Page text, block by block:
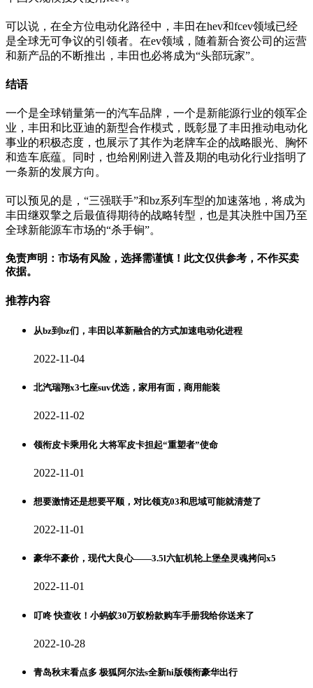
可以说，在全方位电动化路径中，丰田在hev和fcev领域已经
是全球无可争议的引领者。在ev领域，随着新合资公司的运营
和新产品的不断推出，丰田也必将成为“头部玩家”。
结语
一个是全球销量第一的汽车品牌，一个是新能源行业的领军企
业，丰田和比亚迪的新型合作模式，既彰显了丰田推动电动化
事业的积极态度，也展示了其作为老牌车企的战略眼光、胸怀
和造车底蕴。同时，也给刚刚进入普及期的电动化行业指明了
一条新的发展方向。
可以预见的是，“三强联手”和bz系列车型的加速落地，将成为
丰田继双擎之后最值得期待的战略转型，也是其决胜中国乃至
全球新能源车市场的“杀手锏”。
免责声明：市场有风险，选择需谨慎！此文仅供参考，不作买卖
依据。
推荐内容
从bz到bz们，丰田以革新融合的方式加速电动化进程
2022-11-04
北汽瑞翔x3七座suv优选，家用有面，商用能装
2022-11-02
领衔皮卡乘用化 大将军皮卡担起“重塑者”使命
2022-11-01
想要激情还是想要平顺，对比领克03和思域可能就清楚了
2022-11-01
豪华不豪价，现代大良心——3.5l六缸机轮上堡垒灵魂拷问x5
2022-11-01
叮咚 快查收！小蚂蚁30万蚁粉款购车手册我给你送来了
2022-10-28
青岛秋末看点多 极狐阿尔法s全新hi版领衔豪华出行